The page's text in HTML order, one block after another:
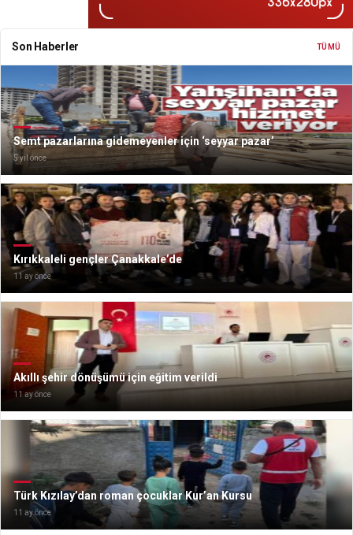
Son Haberler TÜMÜ
Semt pazarlarına gidemeyenler için ‘seyyar pazar’
5 yıl önce
Kırıkkaleli gençler Çanakkale’de
11 ay önce
Akıllı şehir dönüşümü için eğitim verildi
11 ay önce
Türk Kızılay’dan roman çocuklar Kur’an Kursu
11 ay önce